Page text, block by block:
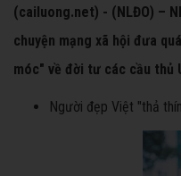
(cailuong.net) - (NLĐO) –
chuyện mạng xã hội đưa
móc" về đời tư các cầu thủ
Người đẹp Việt "thả